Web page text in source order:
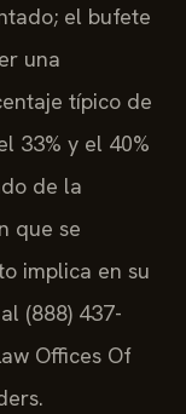
el bufete
una
típico de
33% y el 40%
de la
que se
implica en su
(888) 437-
Offices Of